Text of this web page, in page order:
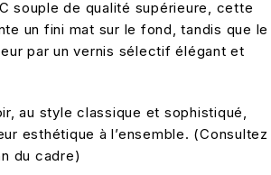
souple de qualité supérieure, cette
un fini mat sur le fond, tandis que le
par un vernis sélectif élégant et
au style classique et sophistiqué,
esthétique à l’ensemble. (Consultez
du cadre)